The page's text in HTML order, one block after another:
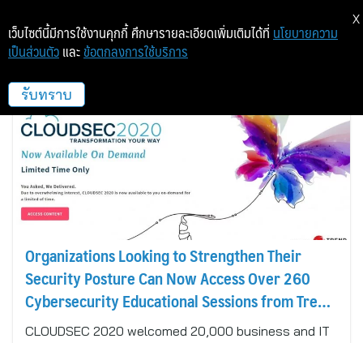
เทรนด์ไมโคร (ประเทศไทย)
Organizations Looking to Strengthen Their
Security Posture Can Now Access Over 260
Cybersecurity Educational Sessions from Trend
Micro CLOUDSEC 2020
CLOUDSEC 2020 welcomed 20,000 business and IT
เว็บไซต์นี้มีการใช้งานคุกกี้ ศึกษารายละเอียดเพิ่มเติมได้ที่ นโยบายความ
เป็นส่วนตัว และ ข้อตกลงการใช้บริการ
รับทราบ
X